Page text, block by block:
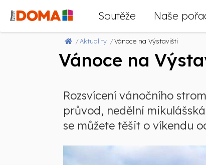
Soutěže Naše
Aktuality Vánoce na Výstavišti
Vánoce na
Rozsvícení vánočního
průvod, nedělní
se můžete těšit o víkendu